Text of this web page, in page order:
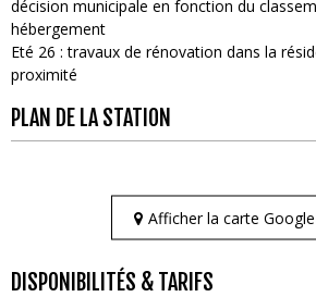
décision municipale en fonction du
hébergement
Eté 26 : travaux de rénovation dans la
proximité
PLAN DE LA STATION
Afficher la carte
DISPONIBILITÉS & TARIFS